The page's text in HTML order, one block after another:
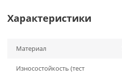
Характеристики
Материал
Износостойкость (тест